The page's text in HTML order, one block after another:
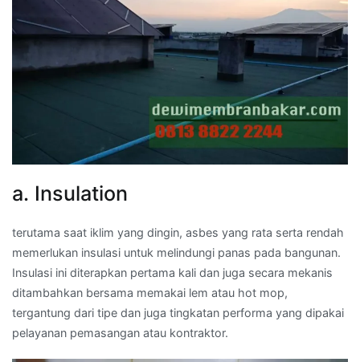
a. Insulation
terutama saat iklim yang dingin, asbes yang rata serta rendah
memerlukan insulasi untuk melindungi panas pada bangunan.
Insulasi ini diterapkan pertama kali dan juga secara mekanis
ditambahkan bersama memakai lem atau hot mop,
tergantung dari tipe dan juga tingkatan performa yang dipakai
pelayanan pemasangan atau kontraktor.